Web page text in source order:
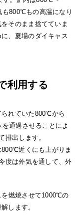
800℃もの高温になり
そのまま捨てていま
、夏場のダイキャス
利用する
られていた800℃から
通過させることによ
排出します。
近くにも上がりま
度は外気を通して、外
燃焼させて1000℃の
します。